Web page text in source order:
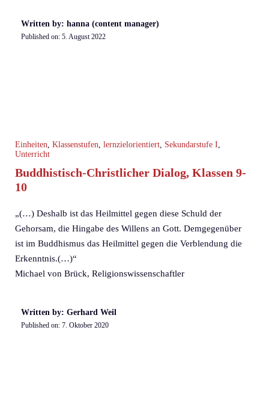
Written by: hanna (content manager)
Published on: 5. August 2022
Einheiten, Klassenstufen, lernzielorientiert, Sekundarstufe I,
Unterricht
Buddhistisch-Christlicher Dialog, Klassen 9-
10
„(…) Deshalb ist das Heilmittel gegen diese Schuld der
Gehorsam, die Hingabe des Willens an Gott. Demgegenüber
ist im Buddhismus das Heilmittel gegen die Verblendung die
Erkenntnis.(…)“
Michael von Brück, Religionswissenschaftler
Written by: Gerhard Weil
Published on: 7. Oktober 2020